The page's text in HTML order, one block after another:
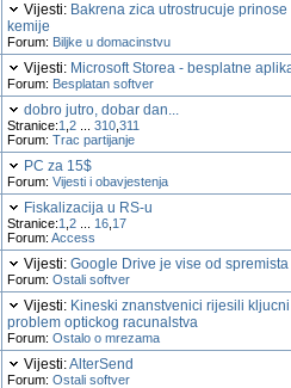
Vijesti: Bakrena zica utrostrucuje prinose
kemije
Forum: Biljke u domacinstvu
Vijesti: Microsoft Storea - besplatne
Forum: Besplatan softver
dobro jutro, dobar dan...
Stranice:1 2... 310, 311
Forum: Trac partijanje
PC za 15$
Forum: Vijesti i obavjestenja
Fiskalizacija u RS-u
Stranice:1 2... 16, 17
Forum: Access
Vijesti: Google Drive je vise od spremista
Forum: Ostali softver
Vijesti: Kineski znanstvenici rijesili kljucni
problem optickog racunalstva
Forum: Ostalo o mrezama
Vijesti:AlterSend
Forum: Ostali softver